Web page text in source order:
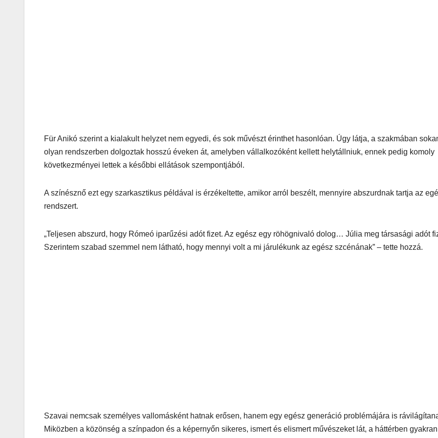
Für Anikó szerint a kialakult helyzet nem egyedi, és sok művészt érinthet hasonlóan. Úgy látja, a szakmában
olyan rendszerben dolgoztak hosszú éveken át, amelyben vállalkozóként kellett helytállniuk, ennek pedig komoly
következményei lettek a későbbi ellátások szempontjából.
A színésznő ezt egy szarkasztikus példával is érzékeltette, amikor arról beszélt, mennyire abszurdnak tartja az
rendszert.
„Teljesen abszurd, hogy Rómeó iparűzési adót fizet. Az egész egy röhögnivaló dolog… Júlia meg társasági adót
Szerintem szabad szemmel nem látható, hogy mennyi volt a mi járulékunk az egész szcénának” – tette hozzá.
Szavai nemcsak személyes vallomásként hatnak erősen, hanem egy egész generáció problémájára is
Miközben a közönség a színpadon és a képernyőn sikeres, ismert és elismert művészeket lát, a háttérben gyakran